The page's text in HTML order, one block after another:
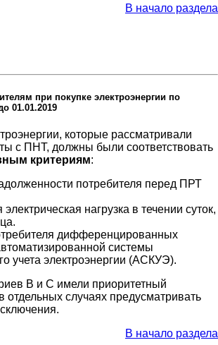
В начало раздела
при покупке электроэнергии по
01.01.2019
которые рассматривали
с ПНТ, должны были соответствовать
критериям:
потребителя перед ПРТ
нагрузка в течении суток,
дифференцированных
системы
учета электроэнергии (АСКУЭ).
B и C имели приоритетный
отдельных случаях предусматривать
В начало раздела